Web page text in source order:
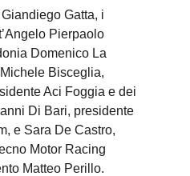
Gatta, i
Pierpaolo
Domenico La
Bisceglia,
Aci Foggia e dei
Di Bari, presidente
e Sara De Castro,
Motor Racing
Matteo Perillo.